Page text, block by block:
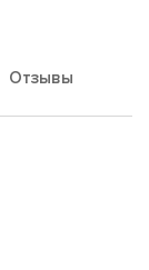
Отзывы